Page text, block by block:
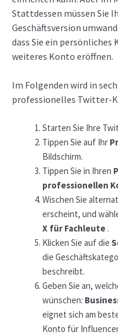
Stattdessen müssen Sie
Geschäftsversion
dass Sie ein persönliches
weiteres Konto eröffnen.
Im Folgenden wird in
professionelles Twitter-
Starten Sie Ihre
Tippen Sie auf Ihr
Bildschirm.
Tippen Sie in Ihren
professionellen
Wischen Sie
erscheint, und
X für Fachleute .
Klicken Sie auf die
die
beschreibt.
Geben Sie an,
wünschen:
eignet sich am
Konto für